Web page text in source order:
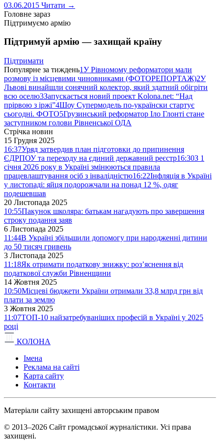
03.06.2015 Читати →
Головне зараз
Підтримуємо армію
Підтримуй армію — захищай країну
Підтримати
Популярне за тиждень1У Рівномому реформатори мали
розмову із місцевими чиновниками (ФОТОРЕПОРТАЖ)2У
Львові винайшли сонячний колектор, який здатний обігріти
всю оселю3Запускається новий проект Kolona.net: “Над
прірвою з іржі”4Шоу Супермодель по-українски стартує
сьогодні. ФОТО5Грузинський реформатор Іло Глонті стане
заступником голови Рівненської ОДА
Стрічка новин
15 Грудня 2025
16:37Уряд затвердив план підготовки до припинення
ЄДРПОУ та переходу на єдиний державний реєстр16:30З 1
січня 2026 року в Україні змінюються правила
працевлаштування осіб з інвалідністю16:22Інфляція в Україні
у листопаді: яйця подорожчали на понад 12 %, одяг
подешевшав
20 Листопада 2025
10:55Пакунок школяра: батькам нагадують про завершення
строку подання заяв
6 Листопада 2025
11:44В Україні збільшили допомогу при народженні дитини
до 50 тисяч гривень
3 Листопада 2025
11:18Як отримати податкову знижку: роз’яснення від
податкової служби Рівненщини
14 Жовтня 2025
10:50Місцеві бюджети України отримали 33,8 млрд грн від
плати за землю
3 Жовтня 2025
11:07ТОП-10 найзатребуваніших професій в Україні у 2025
році
КОЛОНА
Імена
Реклама на сайті
Карта сайту
Контакти
Матеріали сайту захищені авторським правом
© 2013–2026 Сайт громадської журналістики. Усі права
захищені.